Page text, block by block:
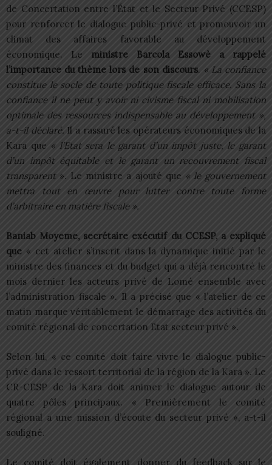
de Concertation entre l’État et le Secteur Privé (CCESP)
pour renforcer le dialogue public-privé et promouvoir un
climat des affaires favorable au développement
économique. Le ministre Barcola Essowè a rappelé
l’importance du thème lors de son discours. « La confiance
constitue le socle de toute politique fiscale efficace. Sans la
confiance il ne peut y avoir ni civisme fiscal ni mobilisation
optimale des ressources indispensable au développement »,
a-t-il déclaré. Il a rassuré les opérateurs économiques de la
Kara que « l’Etat sera le garant d’un impôt juste, le garant
d’un impôt équitable et le garant un recouvrement fiscal
transparent ». Le ministre a ajouté que « le gouvernement
mettra tout en œuvre pour lutter contre toute forme
d’arbitraire en matière fiscale ».
Baniab Moyeme, secrétaire exécutif du CCESP, a expliqué
que « cet atelier s’inscrit dans la dynamique initié par le
ministre des finances et du budget qui a déjà rencontré le
mois dernier les acteurs privé de Lomé ensemble avec
l’administration fiscale ». Il a précisé que « l’atelier de ce
matin marque véritablement le démarrage des activités du
comité régional de concertation Etat secteur privé ».
Selon lui, « ce comité doit faire vivre le dialogue public-
privé dans le ressort territorial de la région de la Kara ». Le
CR-CESP de la Kara doit animer le dialogue autour de
quatre pôles principaux. « Premièrement le comité
régional a une mission d’écoute du secteur privé », a-t-il
souligné.
Le comité doit également donner du feedback sur le